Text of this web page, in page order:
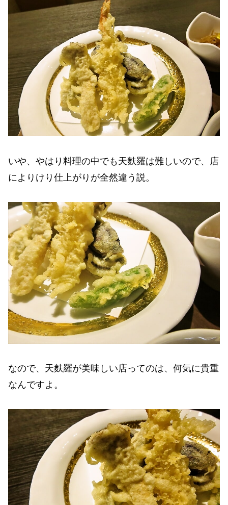
いや、やはり料理の中でも天麩羅は難しいので、店
によりけり仕上がりが全然違う説。
なので、天麩羅が美味しい店ってのは、何気に貴重
なんですよ。